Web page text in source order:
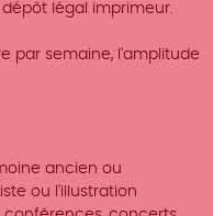
légal imprimeur.
par semaine, l'amplitude
ancien ou
ou l'illustration